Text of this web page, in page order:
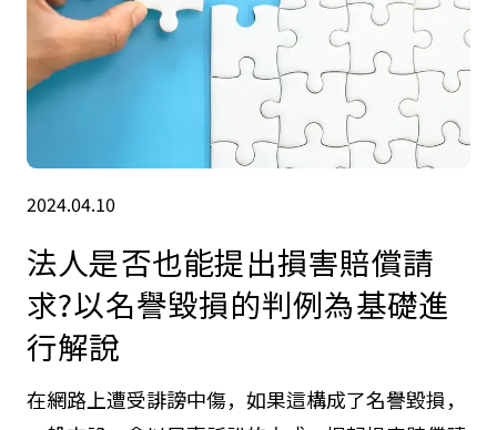
2024.04.10
法人是否也能提出損害賠償請
求?以名譽毀損的判例為基礎進
行解說
在網路上遭受誹謗中傷，如果這構成了名譽毀損，